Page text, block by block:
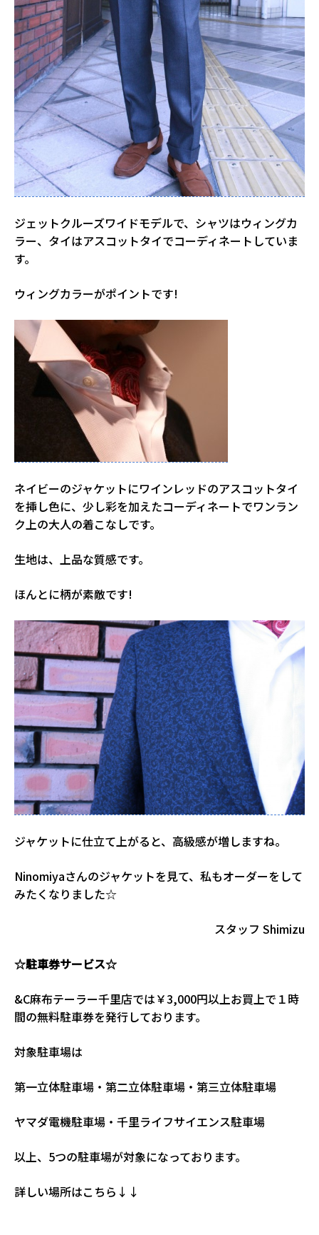
ジェットクルーズワイドモデルで、シャツはウィングカ
ラー、タイはアスコットタイでコーディネートしていま
す。
ウィングカラーがポイントです!
ネイビーのジャケットにワインレッドのアスコットタイ
を挿し色に、少し彩を加えたコーディネートでワンラン
ク上の大人の着こなしです。
生地は、上品な質感です。
ほんとに柄が素敵です!
ジャケットに仕立て上がると、高級感が増しますね。
Ninomiyaさんのジャケットを見て、私もオーダーをして
みたくなりました☆
スタッフ Shimizu
☆駐車券サービス☆
&C麻布テーラー千里店では￥3,000円以上お買上で１時
間の無料駐車券を発行しております。
対象駐車場は
第一立体駐車場・第二立体駐車場・第三立体駐車場
ヤマダ電機駐車場・千里ライフサイエンス駐車場
以上、5つの駐車場が対象になっております。
詳しい場所はこちら↓↓